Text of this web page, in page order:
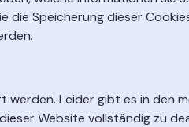
die Speicherung dieser
Leider gibt es in den
Website vollständig zu